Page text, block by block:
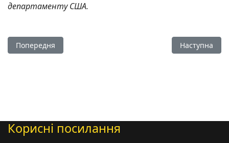
департаменту США.
Попередня стаття: Мобільні додатки для психологічної
Попередня Наступна
Наступна
Корисні посилання